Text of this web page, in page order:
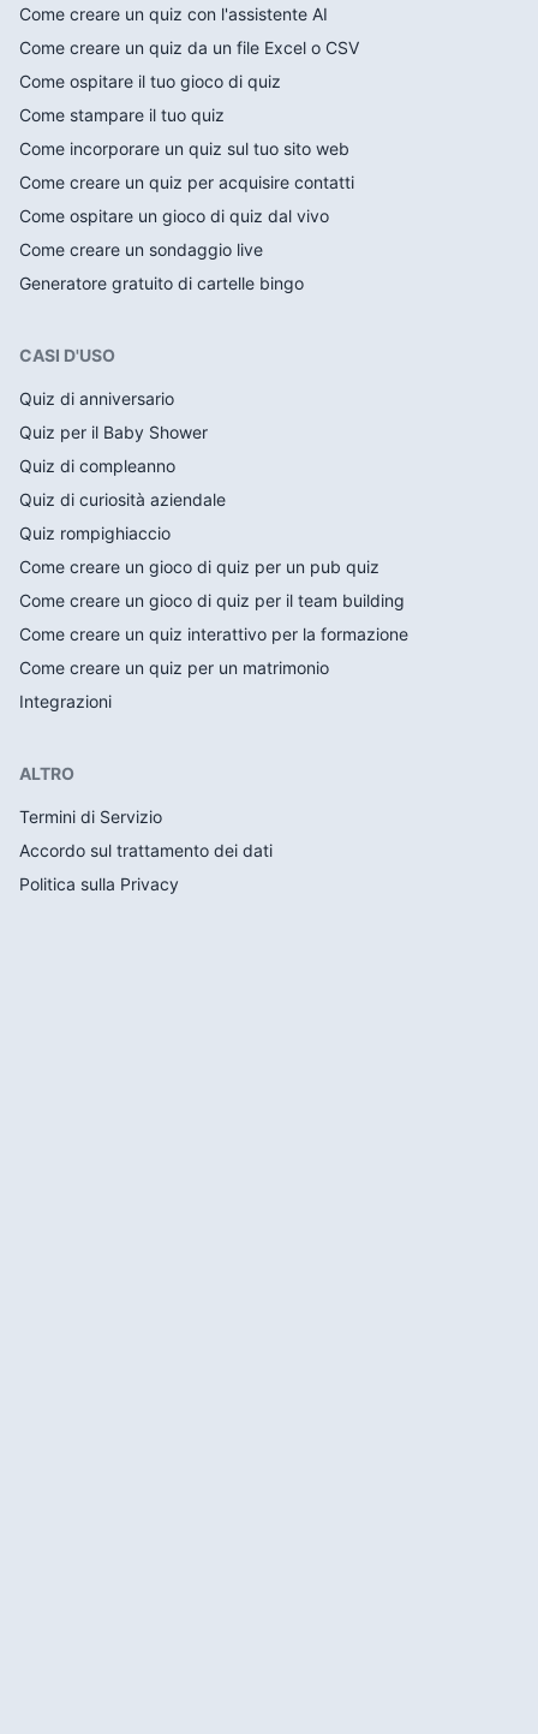
Come creare un quiz con l'assistente AI
Come creare un quiz da un file Excel o CSV
Come ospitare il tuo gioco di quiz
Come stampare il tuo quiz
Come incorporare un quiz sul tuo sito web
Come creare un quiz per acquisire contatti
Come ospitare un gioco di quiz dal vivo
Come creare un sondaggio live
Generatore gratuito di cartelle bingo
CASI D'USO
Quiz di anniversario
Quiz per il Baby Shower
Quiz di compleanno
Quiz di curiosità aziendale
Quiz rompighiaccio
Come creare un gioco di quiz per un pub quiz
Come creare un gioco di quiz per il team building
Come creare un quiz interattivo per la formazione
Come creare un quiz per un matrimonio
Integrazioni
ALTRO
Termini di Servizio
Accordo sul trattamento dei dati
Politica sulla Privacy